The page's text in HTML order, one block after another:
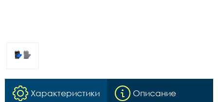
Характеристики Описание